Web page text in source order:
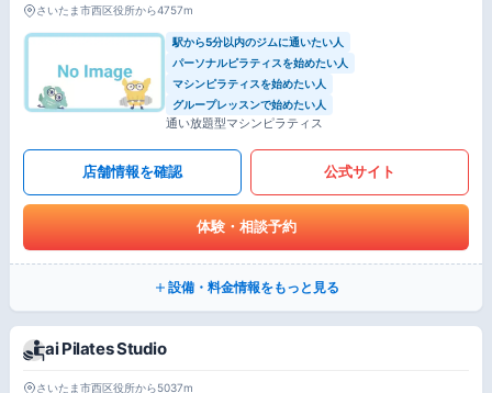
さいたま市西区役所から4757m
駅から5分以内のジムに通いたい人
パーソナルピラティスを始めたい人
マシンピラティスを始めたい人
グループレッスンで始めたい人
通い放題型マシンピラティス
店舗情報を確認 公式サイト
体験・相談予約
設備・料金情報をもっと見る
ai Pilates Studio
さいたま市西区役所から5037m